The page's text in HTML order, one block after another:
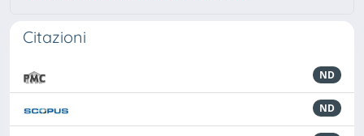
Citazioni
ND
ND